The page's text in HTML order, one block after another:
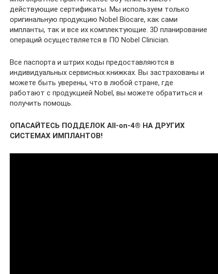
действующие сертификаты. Мы используем только
оригинальную продукцию Nobel Biocare, как сами
импланты, так и все их комплектующие. 3D планирование
операций осуществляется в ПО Nobel Clinician.
Все паспорта и штрих коды предоставляются в
индивидуальных сервисных книжках. Вы застрахованы и
можете быть уверены, что в любой стране, где
работают с продукцией Nobel, вы можете обратиться и
получить помощь.
ОПАСАЙТЕСЬ ПОДДЕЛОК All-on-4® НА ДРУГИХ
СИСТЕМАХ ИМПЛАНТОВ!